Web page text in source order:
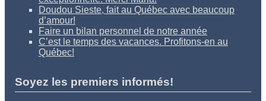
Doudou Sieste, fait au Québec avec beaucoup
d’amour!
Faire un bilan personnel de notre année
C’est le temps des vacances. Profitons-en au
Québec!
Soyez les premiers informés!